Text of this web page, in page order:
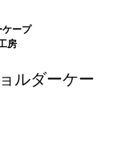
ケープ
房
ルダーケー